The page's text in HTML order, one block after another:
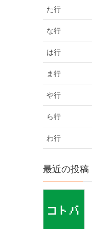
た行
な行
は行
ま行
や行
ら行
わ行
最近の投稿